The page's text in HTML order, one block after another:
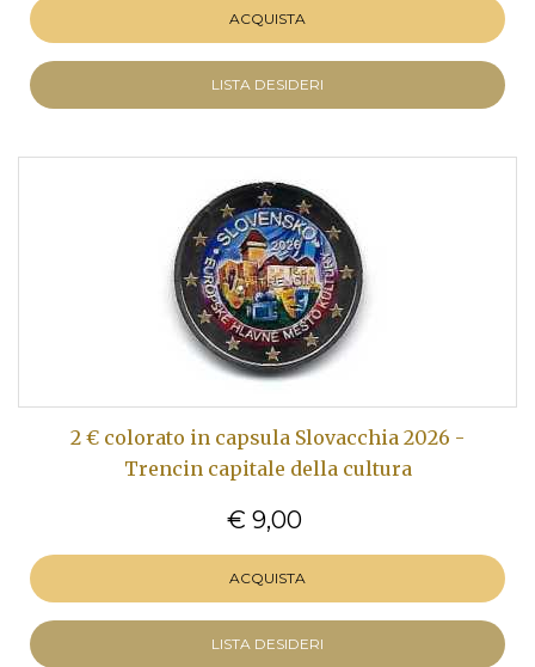
ACQUISTA
LISTA DESIDERI
2 € colorato in capsula Slovacchia 2026 -
Trencin capitale della cultura
€ 9,00
ACQUISTA
LISTA DESIDERI